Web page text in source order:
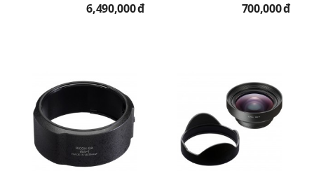
6,490,000đ 700,000đ